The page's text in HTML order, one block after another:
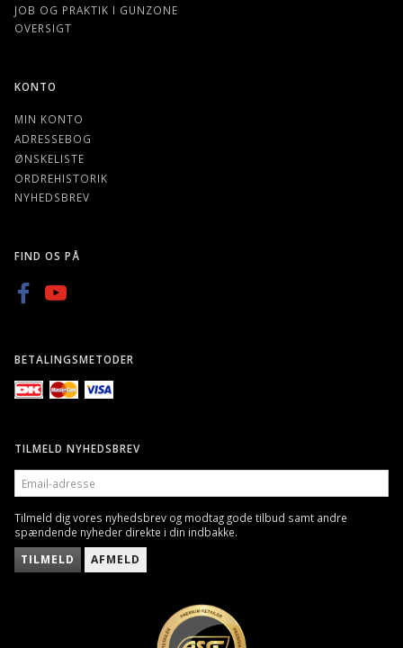
JOB OG PRAKTIK I GUNZONE
OVERSIGT
KONTO
MIN KONTO
ADRESSEBOG
ØNSKELISTE
ORDREHISTORIK
NYHEDSBREV
FIND OS PÅ
BETALINGSMETODER
TILMELD NYHEDSBREV
EMAIL-
ADRESSE
Tilmeld dig vores nyhedsbrev og modtag gode tilbud samt andre
spændende nyheder direkte i din indbakke.
TILMELD AFMELD